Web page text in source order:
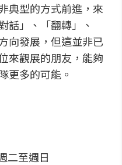
典型的方式前進，來
話」、「翻轉」、
向發展，但這並非已
來觀展的朋友，能夠
更多的可能。
二至週日